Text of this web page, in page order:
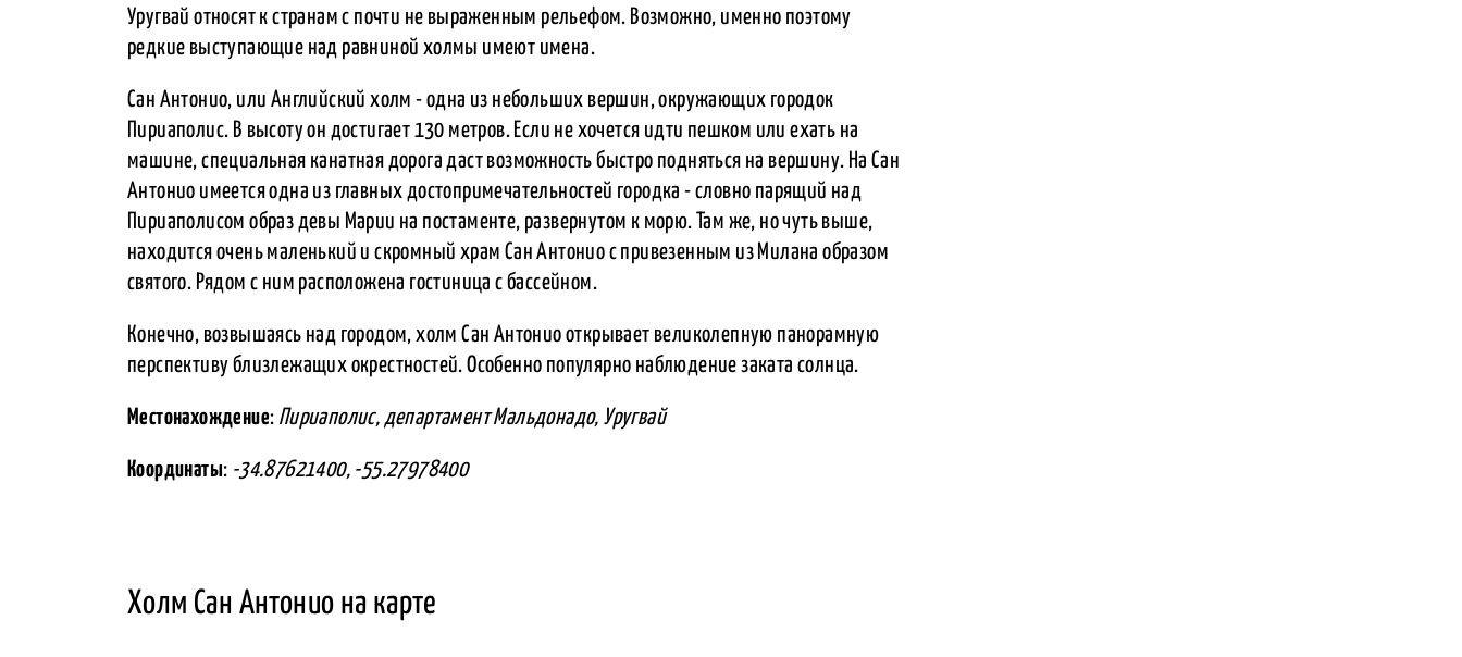
Уругвай относят к странам с почти не выраженным рельефом. Возможно, именно поэтому
редкие выступающие над равниной холмы имеют имена.
Сан Антонио, или Английский холм - одна из небольших вершин, окружающих городок
Пириаполис. В высоту он достигает 130 метров. Если не хочется идти пешком или ехать на
машине, специальная канатная дорога даст возможность быстро подняться на вершину. На Сан
Антонио имеется одна из главных достопримечательностей городка - словно парящий над
Пириаполисом образ девы Марии на постаменте, развернутом к морю. Там же, но чуть выше,
находится очень маленький и скромный храм Сан Антонио с привезенным из Милана образом
святого. Рядом с ним расположена гостиница с бассейном.
Конечно, возвышаясь над городом, холм Сан Антонио открывает великолепную панорамную
перспективу близлежащих окрестностей. Особенно популярно наблюдение заката солнца.
Местонахождение: Пириаполис, департамент Мальдонадо, Уругвай
Координаты: -34.87621400, -55.27978400
Холм Сан Антонио на карте